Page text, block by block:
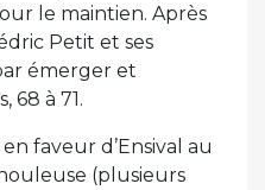
le maintien. Après
Petit et ses
émerger et
68 à 71.
faveur d’Ensival au
(plusieurs